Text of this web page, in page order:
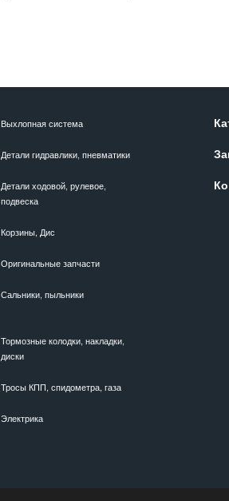
Выхлопная система
Детали гидравлики, пневматики
Детали ходовой, рулевое,
подвеска
Корзины, Дис
Оригинальные запчасти
Сальники, пыльники
Тормозные колодки, накладки,
диски
Тросы КПП, спидометра, газа
Электрика